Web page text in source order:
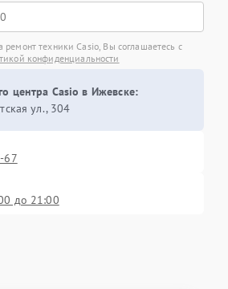
ремонт техники Casio, Вы соглашаетесь с
конфиденциальности
центра Casio в Ижевске:
ул., 304
67
до 21:00